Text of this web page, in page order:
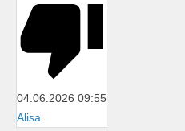
04.06.2026 09:55
Alisa